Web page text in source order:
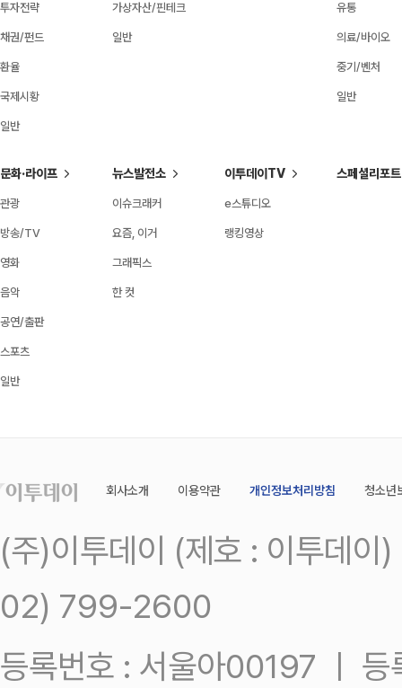
투자전략
채권/펀드
환율
국제시황
일반
가상자산/핀테크
일반
유통
의료/바이오
중기/벤처
일반
문화·라이프
관광
방송/TV
영화
음악
공연/출판
스포츠
일반
뉴스발전소
이슈크래커
요즘, 이거
그래픽스
한 컷
이투데이TV
e스튜디오
랭킹영상
스페셜리포트
회사소개 이용약관 개인정보처리방침 청소년
(주)이투데이 (제호 : 이투데
02) 799-2600
등록번호 : 서울아00197 ㅣ